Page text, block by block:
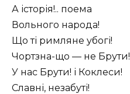
А історія!.. поема
Вольного народа!
Що ті римляне убогі!
Чортзна-що — не Брути!
У нас Брути! і Коклеси!
Славні, незабуті!